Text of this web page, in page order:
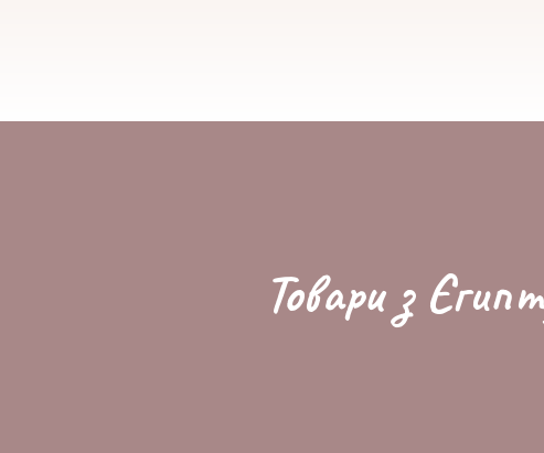
Товари з